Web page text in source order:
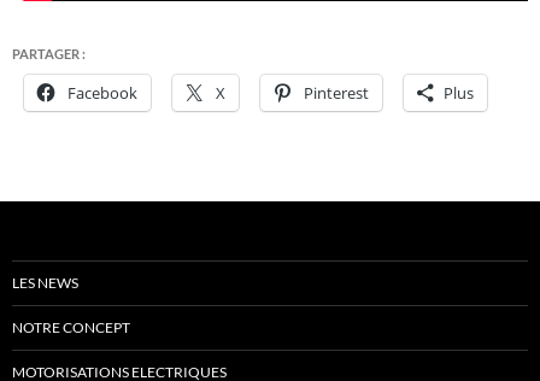
PARTAGER :
Facebook X Pinterest Plus
LES NEWS
NOTRE CONCEPT
MOTORISATIONS ELECTRIQUES